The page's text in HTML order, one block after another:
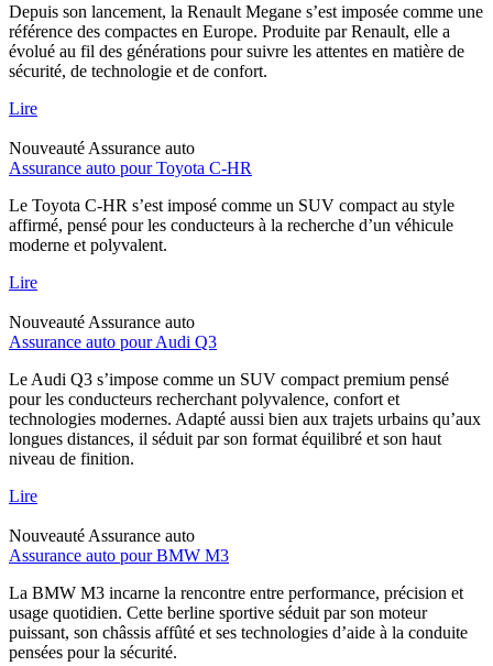
Depuis son lancement, la Renault Megane s’est imposée comme une
référence des compactes en Europe. Produite par Renault, elle a
évolué au fil des générations pour suivre les attentes en matière de
sécurité, de technologie et de confort.
Lire
Nouveauté Assurance auto
Assurance auto pour Toyota C-HR
Le Toyota C-HR s’est imposé comme un SUV compact au style
affirmé, pensé pour les conducteurs à la recherche d’un véhicule
moderne et polyvalent.
Lire
Nouveauté Assurance auto
Assurance auto pour Audi Q3
Le Audi Q3 s’impose comme un SUV compact premium pensé
pour les conducteurs recherchant polyvalence, confort et
technologies modernes. Adapté aussi bien aux trajets urbains qu’aux
longues distances, il séduit par son format équilibré et son haut
niveau de finition.
Lire
Nouveauté Assurance auto
Assurance auto pour BMW M3
La BMW M3 incarne la rencontre entre performance, précision et
usage quotidien. Cette berline sportive séduit par son moteur
puissant, son châssis affûté et ses technologies d’aide à la conduite
pensées pour la sécurité.